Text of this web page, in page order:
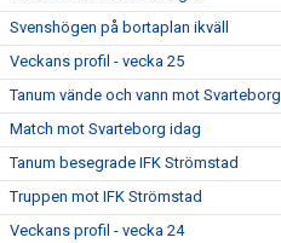
Svenshögen på bortaplan ikväll
Veckans profil - vecka 25
Tanum vände och vann mot Svarteborg
Match mot Svarteborg idag
Tanum besegrade IFK Strömstad
Truppen mot IFK Strömstad
Veckans profil - vecka 24